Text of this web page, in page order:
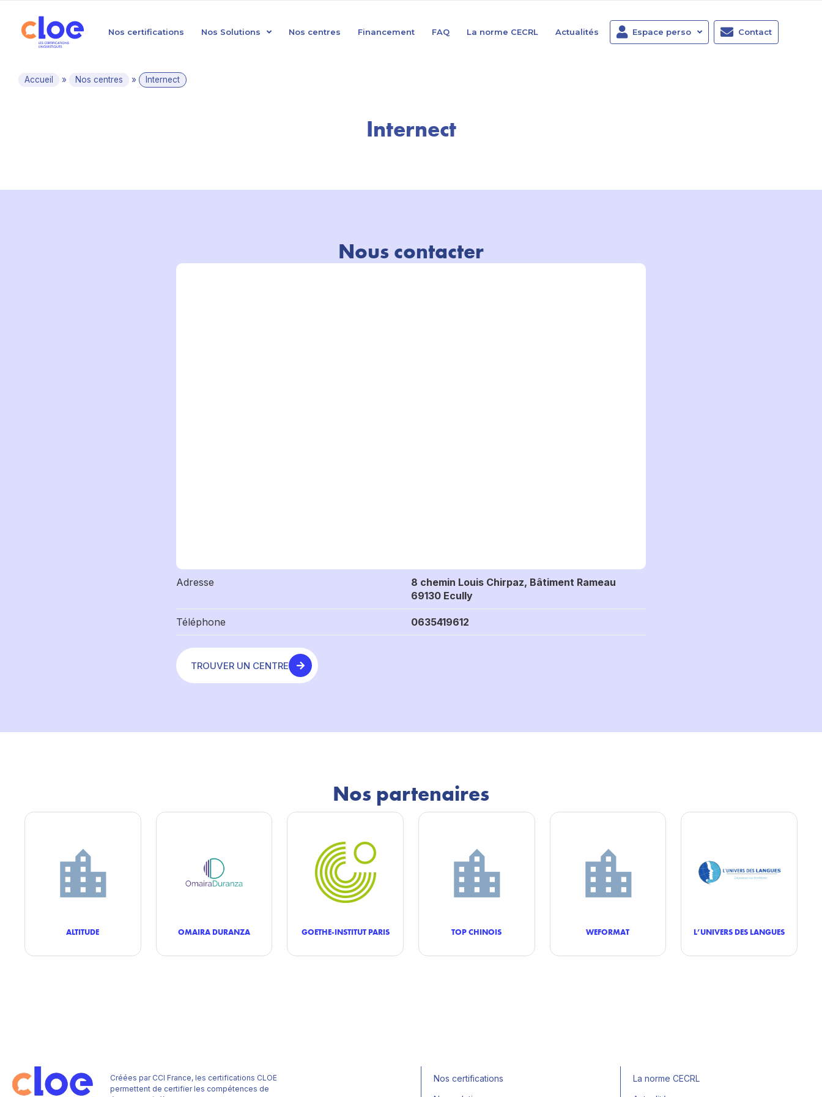
Nos certifications Nos Solutions Nos centres Financement FAQ La norme CECRL Actualités Espace perso Contact
Accueil » Nos centres » Internect
Internect
Nous contacter
Adresse
8 chemin Louis Chirpaz, Bâtiment Rameau
69130 Ecully
Téléphone 0635419612
TROUVER UN CENTRE
Nos partenaires
ALTITUDE OMAIRA DURANZA GOETHE-INSTITUT PARIS TOP CHINOIS WEFORMAT L’UNIVERS DES LANGUES
Créées par CCI France, les certifications CLOE
permettent de certifier les compétences de
Nos certifications
La norme CECRL